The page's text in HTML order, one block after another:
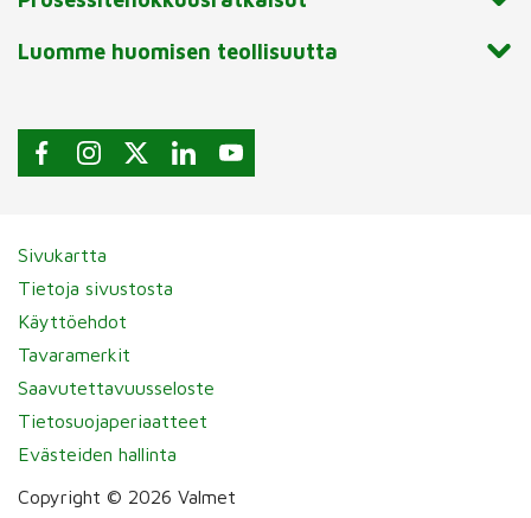
Luomme huomisen teollisuutta
Sivukartta
Tietoja sivustosta
Käyttöehdot
Tavaramerkit
Saavutettavuusseloste
Tietosuojaperiaatteet
Evästeiden hallinta
Copyright © 2026 Valmet